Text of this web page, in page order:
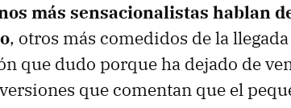
más sensacionalistas hablan
, otros más comedidos de la
que dudo porque ha dejado de
que comentan que el